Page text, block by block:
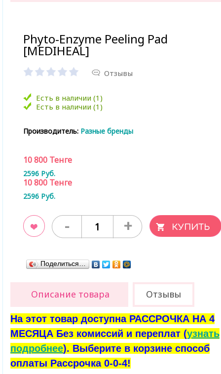
Phyto-Enzyme Peeling Pad
[MEDIHEAL]
Отзывы
Есть в наличии (1)
Есть в наличии (1)
Производитель: Разные бренды
10 800 Тенге
2596 Руб.
10 800 Тенге
2596 Руб.
- +
Поделиться…
Описание товара Отзывы
На этот товар доступна РАССРОЧКА НА 4
МЕСЯЦА Без комиссий и переплат (узнать
подробнее). Выберите в корзине способ
оплаты Рассрочка 0-0-4!